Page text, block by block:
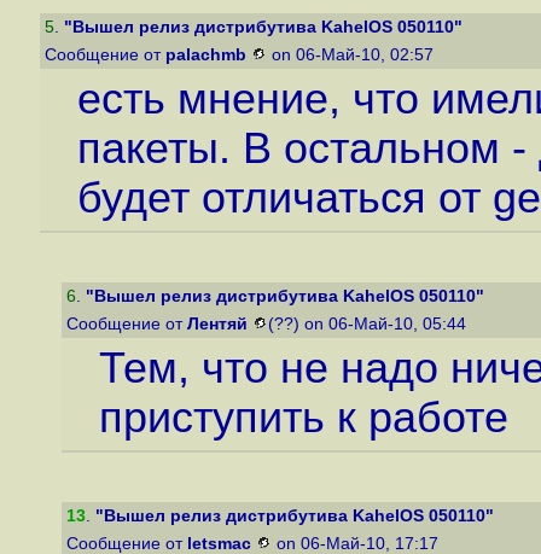
5. "Вышел релиз дистрибутива KahelOS 050110"
Сообщение от palachmb on 06-Май-10, 02:57
есть мнение, что
пакеты. В остальном
будет отличаться от
6. "Вышел релиз дистрибутива KahelOS 050110"
Сообщение от Лентяй (??) on 06-Май-10, 05:44
Тем, что не надо
приступить к работе
13. "Вышел релиз дистрибутива KahelOS 050110"
Сообщение от letsmac on 06-Май-10, 17:17